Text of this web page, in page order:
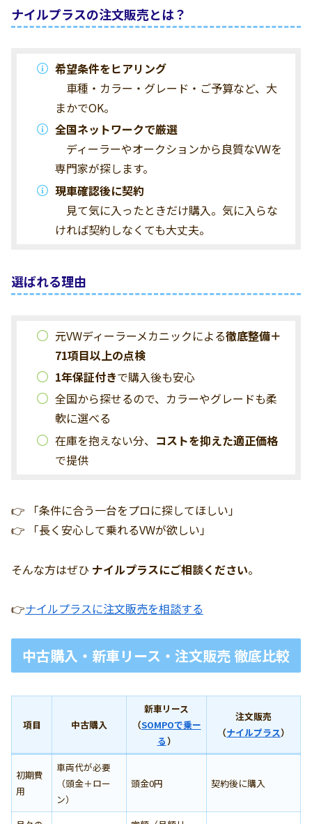
ナイルプラスの注文販売とは？
希望条件をヒアリング
車種・カラー・グレード・ご予算など、大
まかでOK。
全国ネットワークで厳選
ディーラーやオークションから良質なVWを
専門家が探します。
現車確認後に契約
見て気に入ったときだけ購入。気に入らな
ければ契約しなくても大丈夫。
選ばれる理由
元VWディーラーメカニックによる徹底整備＋
71項目以上の点検
1年保証付きで購入後も安心
全国から探せるので、カラーやグレードも柔
軟に選べる
在庫を抱えない分、 コストを抑えた適正価格
で提供
👉 「条件に合う一台をプロに探してほしい」
👉 「長く安心して乗れるVWが欲しい」
そんな方はぜひ ナイルプラスにご相談ください。
👉ナイルプラスに注文販売を相談する
中古購入・新車リース・注文販売 徹底比較
項目 中古購入
新車リース
（SOMPOで乗ー
る）
注文販売
（ナイルプラス）
初期費
用
車両代が必要
（頭金＋ロー
ン）
頭金0円 契約後に購入